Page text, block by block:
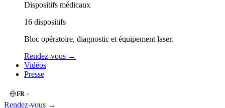
Dispositifs médicaux
16 dispositifs
Bloc opératoire, diagnostic et équipement laser.
Rendez-vous →
Vidéos
Presse
FR
Rendez-vous →